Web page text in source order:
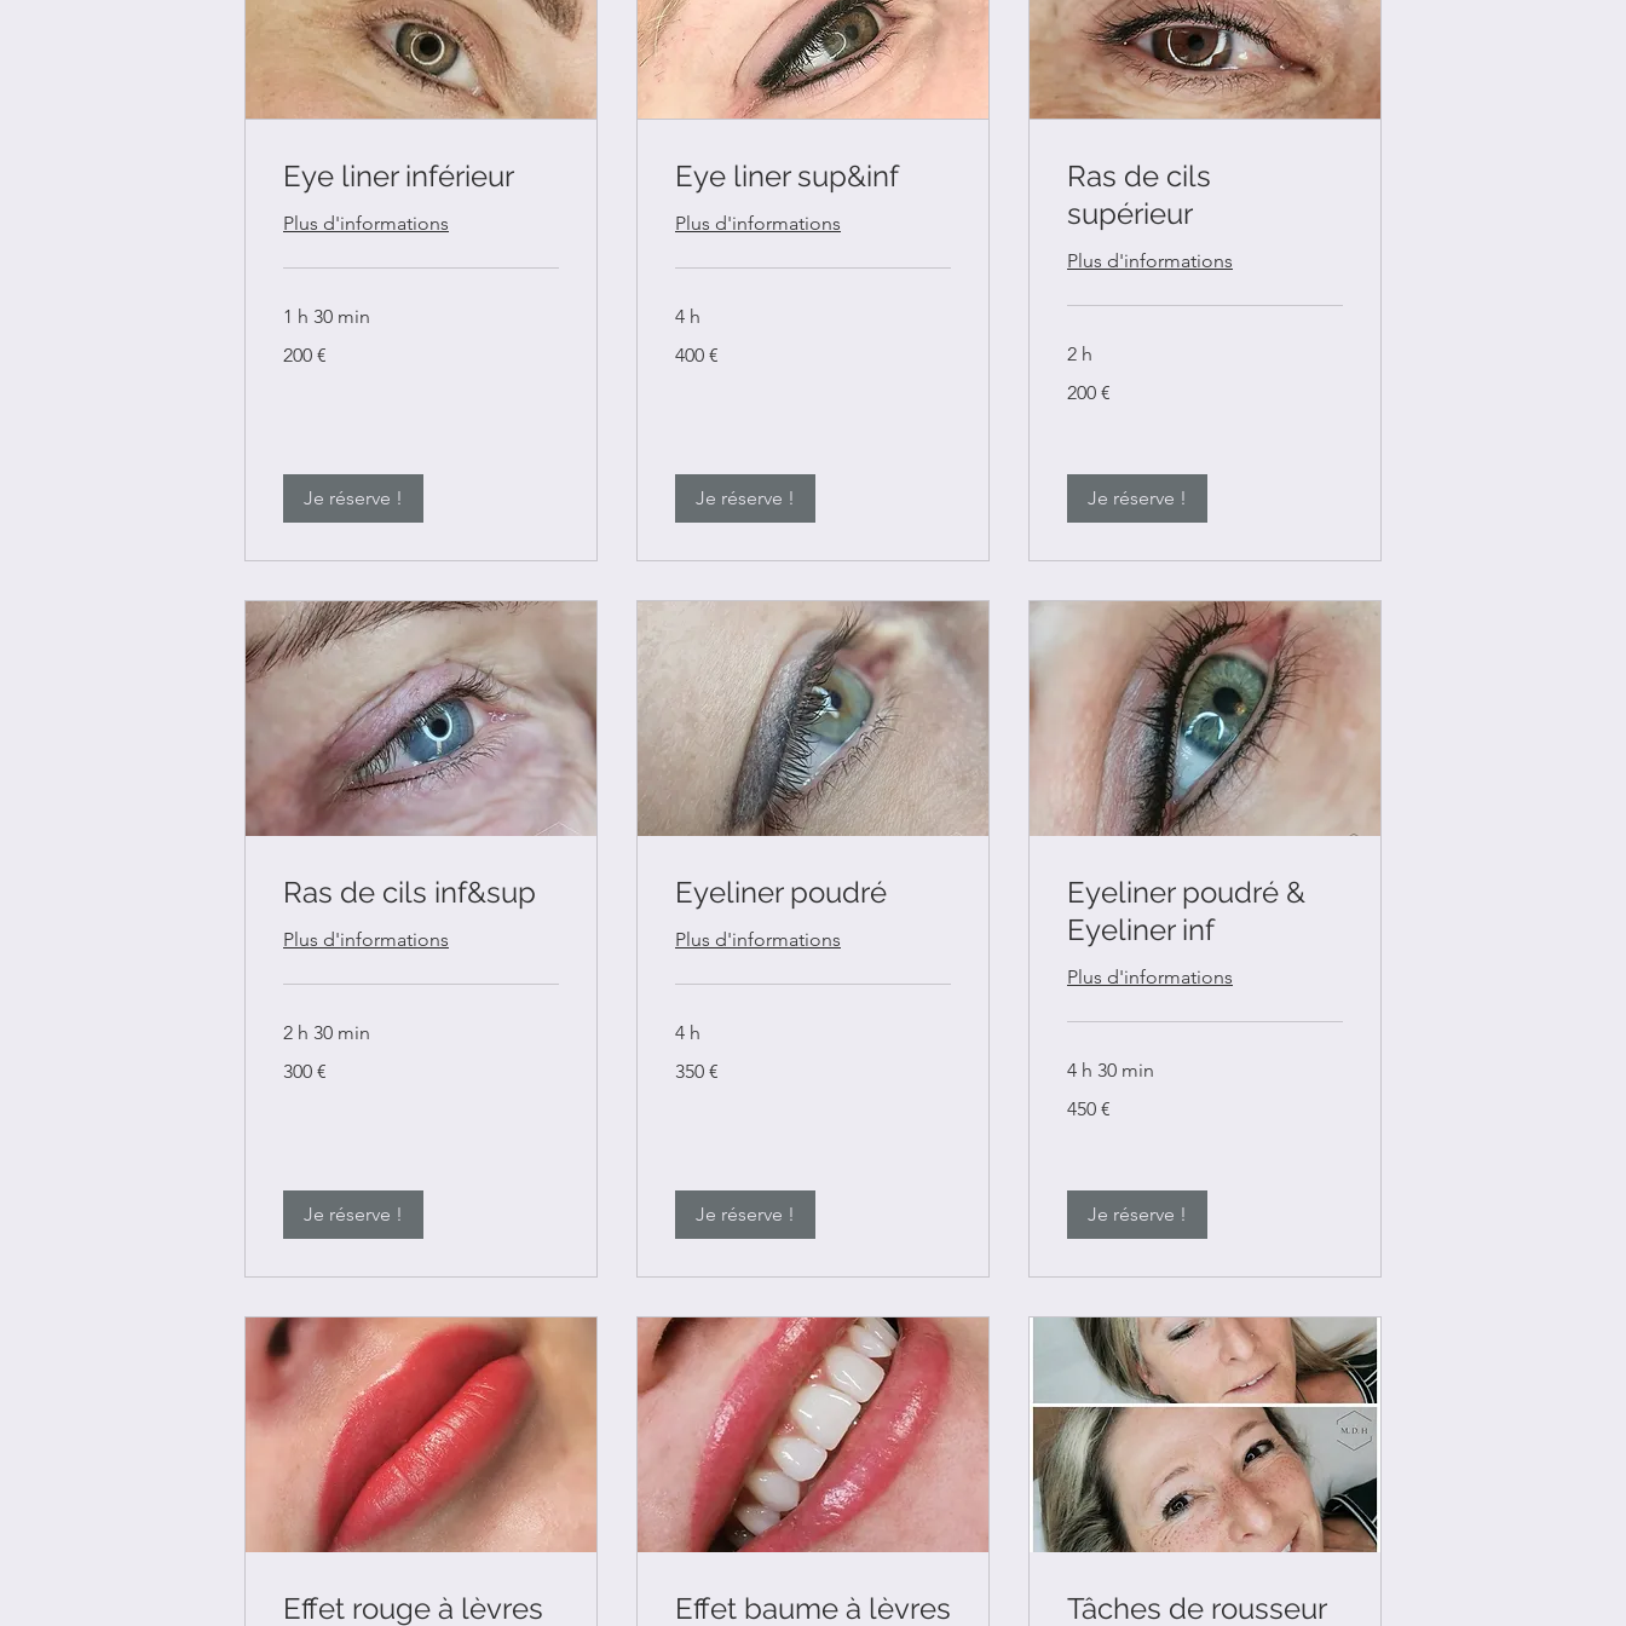
Eye liner inférieur
Plus d'informations
1 h 30 min
euros
200 €
Je réserve !
Eye liner sup&inf
Plus d'informations
4 h
euros
400 €
Je réserve !
Ras de cils
supérieur
Plus d'informations
2 h
euros
200 €
Je réserve !
Ras de cils inf&sup
Plus d'informations
2 h 30 min
euros
300 €
Je réserve !
Eyeliner poudré
Plus d'informations
4 h
euros
350 €
Je réserve !
Eyeliner poudré &
Eyeliner inf
Plus d'informations
4 h 30 min
euros
450 €
Je réserve !
Effet rouge à lèvres Effet baume à lèvres Tâches de rousseur